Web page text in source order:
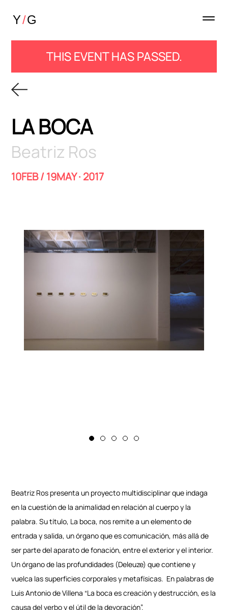
THIS EVENT HAS PASSED.
LA BOCA
Beatriz Ros
10FEB / 19MAY · 2017
Beatriz Ros presenta un proyecto multidisciplinar que indaga
en la cuestión de la animalidad en relación al cuerpo y la
palabra. Su título, La boca, nos remite a un elemento de
entrada y salida, un órgano que es comunicación, más allá de
ser parte del aparato de fonación, entre el exterior y el interior.
Un órgano de las profundidades (Deleuze) que contiene y
vuelca las superficies corporales y metafísicas. En palabras de
Luis Antonio de Villena “La boca es creación y destrucción, es la
causa del verbo y el útil de la devoración”.